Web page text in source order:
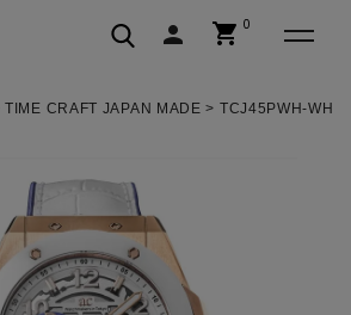
ジェルクローバー | ANGEL
person shopping_cart 0
TIME CRAFT JAPAN MADE TCJ45PWH-WH